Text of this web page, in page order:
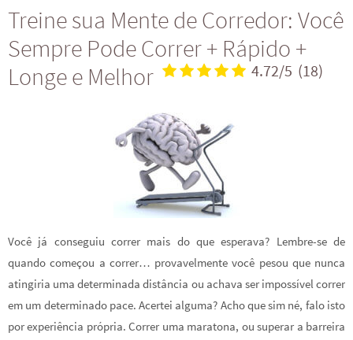
Treine sua Mente de Corredor: Você
Sempre Pode Correr + Rápido +
Longe e Melhor
4.72/5 (18)
Você já conseguiu correr mais do que esperava? Lembre-se de
quando começou a correr… provavelmente você pesou que nunca
atingiria uma determinada distância ou achava ser impossível correr
em um determinado pace. Acertei alguma? Acho que sim né, falo isto
por experiência própria. Correr uma maratona, ou superar a barreira